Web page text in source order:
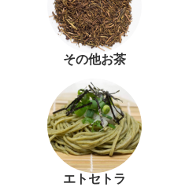
その他お茶
エトセトラ